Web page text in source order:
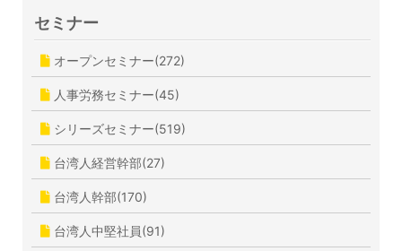
セミナー
オープンセミナー(272)
人事労務セミナー(45)
シリーズセミナー(519)
台湾人経営幹部(27)
台湾人幹部(170)
台湾人中堅社員(91)